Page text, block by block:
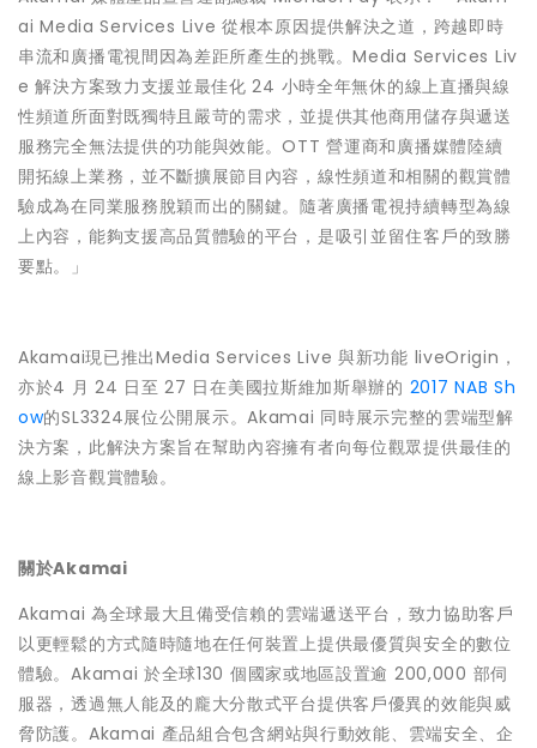
ai Media Services Live 從根本原因提供解決之道，跨越即時
串流和廣播電視間因為差距所產生的挑戰。Media Services Liv
e 解決方案致力支援並最佳化 24 小時全年無休的線上直播與線
性頻道所面對既獨特且嚴苛的需求，並提供其他商用儲存與遞送
服務完全無法提供的功能與效能。OTT 營運商和廣播媒體陸續
開拓線上業務，並不斷擴展節目內容，線性頻道和相關的觀賞體
驗成為在同業服務脫穎而出的關鍵。隨著廣播電視持續轉型為線
上內容，能夠支援高品質體驗的平台，是吸引並留住客戶的致勝
要點。」
Akamai現已推出Media Services Live 與新功能 liveOrigin，
亦於4 月 24 日至 27 日在美國拉斯維加斯舉辦的 2017 NAB Sh
ow的SL3324展位公開展示。Akamai 同時展示完整的雲端型解
決方案，此解決方案旨在幫助內容擁有者向每位觀眾提供最佳的
線上影音觀賞體驗。
關於Akamai
Akamai 為全球最大且備受信賴的雲端遞送平台，致力協助客戶
以更輕鬆的方式隨時隨地在任何裝置上提供最優質與安全的數位
體驗。Akamai 於全球130 個國家或地區設置逾 200,000 部伺
服器，透過無人能及的龐大分散式平台提供客戶優異的效能與威
脅防護。Akamai 產品組合包含網站與行動效能、雲端安全、企